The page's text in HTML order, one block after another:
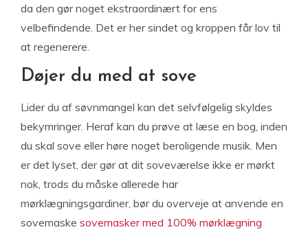
da den gør noget ekstraordinært for ens
velbefindende. Det er her sindet og kroppen får lov til
at regenerere.
Døjer du med at sove
Lider du af søvnmangel kan det selvfølgelig skyldes
bekymringer. Heraf kan du prøve at læse en bog, inden
du skal sove eller høre noget beroligende musik. Men
er det lyset, der gør at dit soveværelse ikke er mørkt
nok, trods du måske allerede har
mørklægningsgardiner, bør du overveje at anvende en
sovemaske sovemasker med 100% mørklægning